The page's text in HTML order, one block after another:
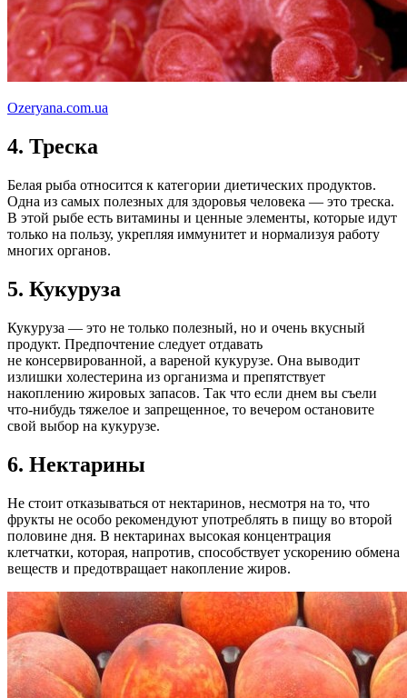
Ozeryana.com.ua
4. Треска
Белая рыба относится к категории диетических продуктов.
Одна из самых полезных для здоровья человека — это треска.
В этой рыбе есть витамины и ценные элементы, которые идут
только на пользу, укрепляя иммунитет и нормализуя работу
многих органов.
5. Кукуруза
Кукуруза — это не только полезный, но и очень вкусный
продукт. Предпочтение следует отдавать
не консервированной, а вареной кукурузе. Она выводит
излишки холестерина из организма и препятствует
накоплению жировых запасов. Так что если днем вы съели
что-нибудь тяжелое и запрещенное, то вечером остановите
свой выбор на кукурузе.
6. Нектарины
Не стоит отказываться от нектаринов, несмотря на то, что
фрукты не особо рекомендуют употреблять в пищу во второй
половине дня. В нектаринах высокая концентрация
клетчатки, которая, напротив, способствует ускорению обмена
веществ и предотвращает накопление жиров.